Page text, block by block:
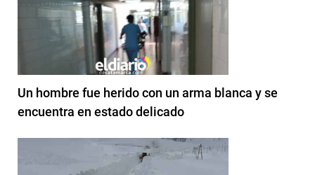
Un hombre fue herido con un arma blanca y se
encuentra en estado delicado